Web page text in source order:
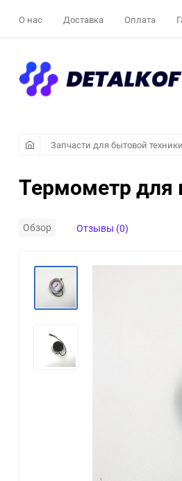
О нас Доставка Оплата
Запчасти для бытовой техники
Термометр для
Обзор Отзывы (0)